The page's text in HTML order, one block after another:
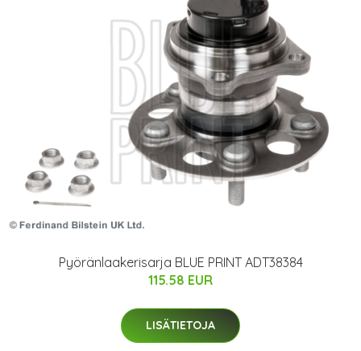
Pyöränlaakerisarja BLUE PRINT ADT38384
115.58 EUR
LISÄTIETOJA